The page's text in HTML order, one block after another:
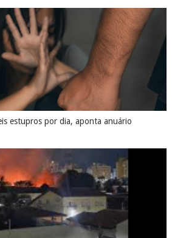
estupros por dia, aponta anuário